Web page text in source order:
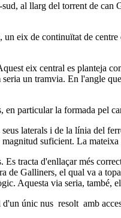
al llarg del torrent de can
de continuïtat de centre
eix central es planteja
un tramvia. En l'angle
particular la formada pel
laterals i de la línia del
suficient. La
d'enllaçar més
Galliners, el qual va a
Aquesta via seria, també,
únic nus resolt amb